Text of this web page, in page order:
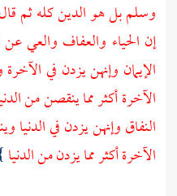
وسلم بل هو الدين كله ثم
إن الحياء والعفاف والعي
الإيمان وإنهن يزدن في
الآخرة أكثر مما ينقصن من
النفاق وإنهن يزدن في
الآخرة أكثر مما يزدن من الدنيا